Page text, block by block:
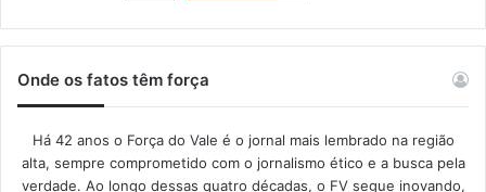
Onde os fatos têm força
Há 42 anos o Força do Vale é o jornal mais lembrado na região
alta, sempre comprometido com o jornalismo ético e a busca pela
verdade. Ao longo dessas quatro décadas, o FV segue inovando,